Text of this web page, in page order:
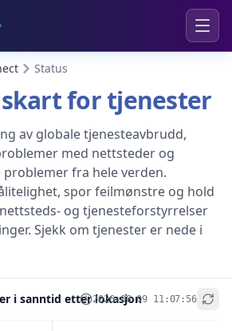
Status
for tjenester
av globale tjenesteavbrudd,
med nettsteder og
fra hele verden.
spor feilmønstre og hold
og tjenesteforstyrrelser
Sjekk om tjenester er nede i
i sanntid etter lokasjon2026-08-09 11:07:56
+